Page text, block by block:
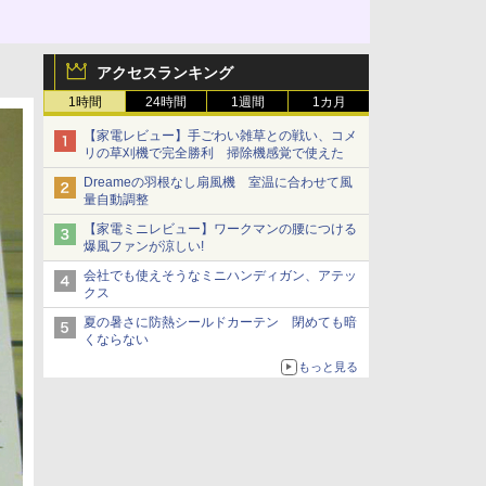
アクセスランキング
1時間 24時間 1週間 1カ月
【家電レビュー】手ごわい雑草との戦い、コメ
リの草刈機で完全勝利 掃除機感覚で使えた
Dreameの羽根なし扇風機 室温に合わせて風
量自動調整
【家電ミニレビュー】ワークマンの腰につける
爆風ファンが涼しい!
会社でも使えそうなミニハンディガン、アテッ
クス
夏の暑さに防熱シールドカーテン 閉めても暗
くならない
もっと見る